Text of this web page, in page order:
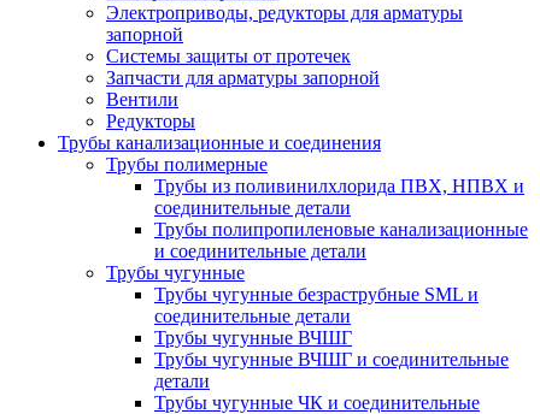
Электроприводы, редукторы для арматуры
запорной
Системы защиты от протечек
Запчасти для арматуры запорной
Вентили
Редукторы
Трубы канализационные и соединения
Трубы полимерные
Трубы из поливинилхлорида ПВХ, НПВХ и
соединительные детали
Трубы полипропиленовые канализационные
и соединительные детали
Трубы чугунные
Трубы чугунные безраструбные SML и
соединительные детали
Трубы чугунные ВЧШГ
Трубы чугунные ВЧШГ и соединительные
детали
Трубы чугунные ЧК и соединительные